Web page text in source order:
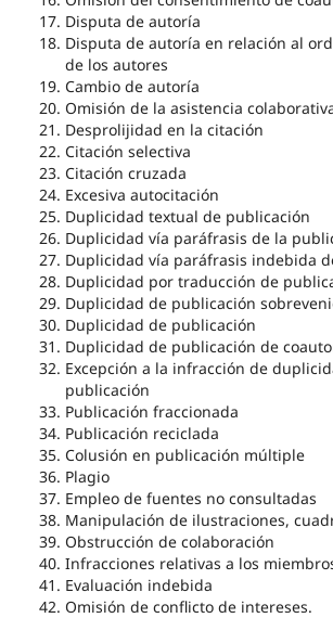
Disputa de autoría
Disputa de autoría en relación al
de los autores
Cambio de autoría
Omisión de la asistencia
Desprolijidad en la citación
Citación selectiva
Citación cruzada
Excesiva autocitación
Duplicidad textual de publicación
Duplicidad vía paráfrasis de la
Duplicidad vía paráfrasis indebida
Duplicidad por traducción de
Duplicidad de publicación
Duplicidad de publicación
Duplicidad de publicación de
Excepción a la infracción de
publicación
Publicación fraccionada
Publicación reciclada
Colusión en publicación múltiple
Plagio
Empleo de fuentes no consultadas
Manipulación de ilustraciones,
Obstrucción de colaboración
Infracciones relativas a los
Evaluación indebida
Omisión de conflicto de intereses.